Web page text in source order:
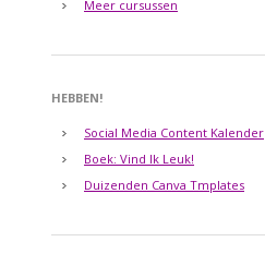
Meer cursussen
HEBBEN!
Social Media Content Kalender
Boek: Vind Ik Leuk!
Duizenden Canva Tmplates